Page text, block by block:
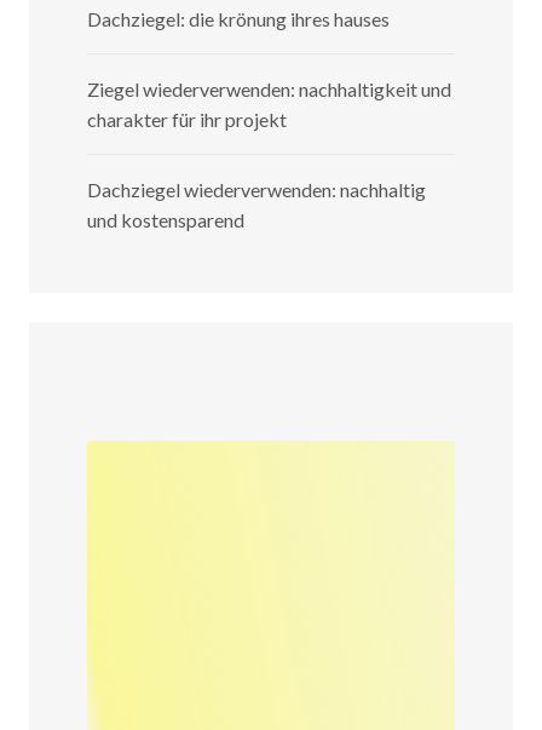
Dachziegel: die krönung ihres hauses
Ziegel wiederverwenden: nachhaltigkeit und
charakter für ihr projekt
Dachziegel wiederverwenden: nachhaltig
und kostensparend